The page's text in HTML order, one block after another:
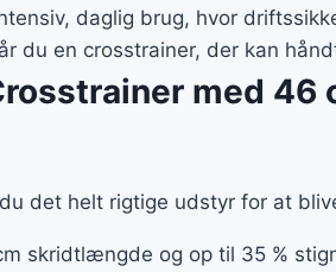
daglig brug, hvor
du en crosstrainer, der kan
med
det helt rigtige udstyr for at
skridtlængde og op til 35 %